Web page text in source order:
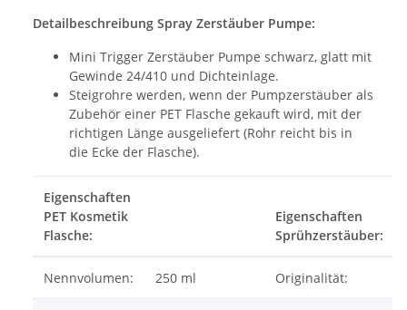
Detailbeschreibung Spray Zerstäuber Pumpe:
Mini Trigger Zerstäuber Pumpe schwarz, glatt mit
Gewinde 24/410 und Dichteinlage.
Steigrohre werden, wenn der Pumpzerstäuber als
Zubehör einer PET Flasche gekauft wird, mit der
richtigen Länge ausgeliefert (Rohr reicht bis in
die Ecke der Flasche).
Eigenschaften
PET Kosmetik
Flasche:
Eigenschaften
Sprühzerstäuber:
Nennvolumen: 250 ml Originalität: